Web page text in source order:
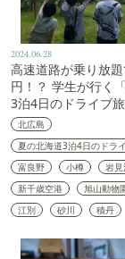
2024.06.28
高速道路が乗り放
円！？ 学生が行く
3泊4日のドライブ旅
北広島
夏の北海道3泊4日のドラ
富良野
小樽 岩見
新千歳空港
旭山動物
江別
砂川 積丹